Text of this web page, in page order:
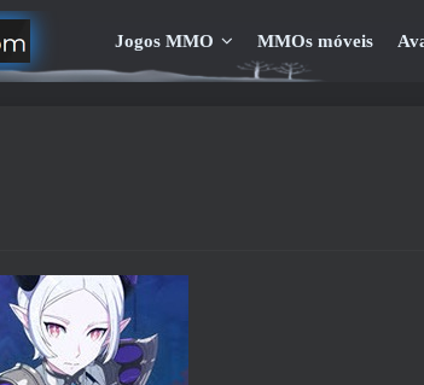
Jogos MMO MMOs móveis